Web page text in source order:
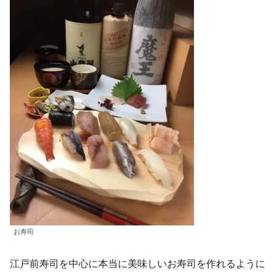
お寿司
江戸前寿司を中心に本当に美味しいお寿司を作れるように